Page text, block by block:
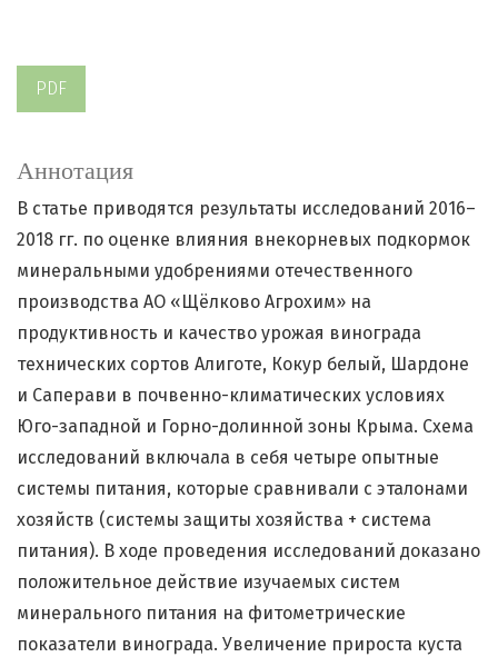
PDF
Аннотация
В статье приводятся результаты исследований 2016–
2018 гг. по оценке влияния внекорневых подкормок
минеральными удобрениями отечественного
производства АО «Щёлково Агрохим» на
продуктивность и качество урожая винограда
технических сортов Алиготе, Кокур белый, Шардоне
и Саперави в почвенно-климатических условиях
Юго-западной и Горно-долинной зоны Крыма. Схема
исследований включала в себя четыре опытные
системы питания, которые сравнивали с эталонами
хозяйств (системы защиты хозяйства + система
питания). В ходе проведения исследований доказано
положительное действие изучаемых систем
минерального питания на фитометрические
показатели винограда. Увеличение прироста куста